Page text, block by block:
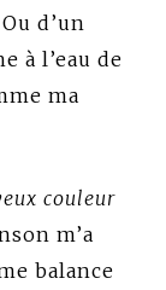
d’un
à l’eau de
ma
couleur
m’a
balance